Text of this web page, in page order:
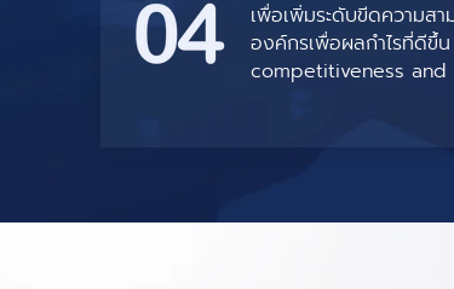
เพื่อเพิ่มระดับขีดความสา
องค์กรเพื่อผลกำไรที่ดีขึ้
competitiveness